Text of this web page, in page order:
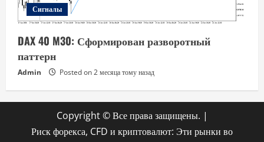
Сигналы
DAX 40 M30: Сформирован разворотный
паттерн
Admin Posted on 2 месяца тому назад
Copyright © Все права защищены. |
Риск форекса, CFD и криптовалют: Эти рынки во